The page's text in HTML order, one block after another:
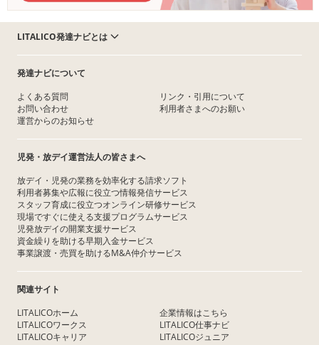
LITALICO発達ナビとは
発達ナビについて
よくある質問
お問い合わせ
運営からのお知らせ
リンク・引用について
利用者さまへのお願い
児発・放デイ運営法人の皆さまへ
放デイ・児発の業務を効率化する請求ソフト
利用者募集や広報に役立つ情報発信サービス
スタッフ育成に役立つオンライン研修サービス
現場ですぐに使える支援プログラムサービス
児発放デイの開業支援サービス
資金繰りを助ける早期入金サービス
事業譲渡・売買を助けるM&A仲介サービス
関連サイト
LITALICOホーム
LITALICOワークス
LITALICOキャリア
企業情報はこちら
LITALICO仕事ナビ
LITALICOジュニア